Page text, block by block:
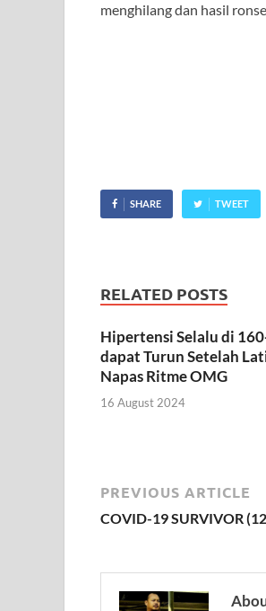
menghilang dan hasil
SHARE TWEET
RELATED POSTS
Hipertensi Selalu di
dapat Turun Setelah
Napas Ritme OMG
16 August 2024
PREVIOUS ARTICLE
COVID-19 SURVIVOR